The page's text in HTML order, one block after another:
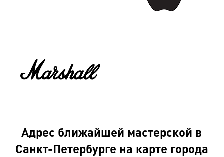
Адрес ближайшей мастерской в
Санкт-Петербурге на карте города